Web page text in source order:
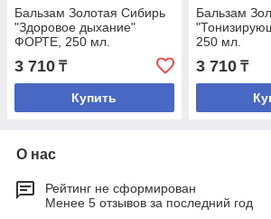
Бальзам Золотая Сибирь
"Здоровое дыхание"
ФОРТЕ, 250 мл.
3 710 ₸
Купить
Бальзам
250 мл.
3 710₸
О нас
Рейтинг не сформирован
Менее 5 отзывов за последний год